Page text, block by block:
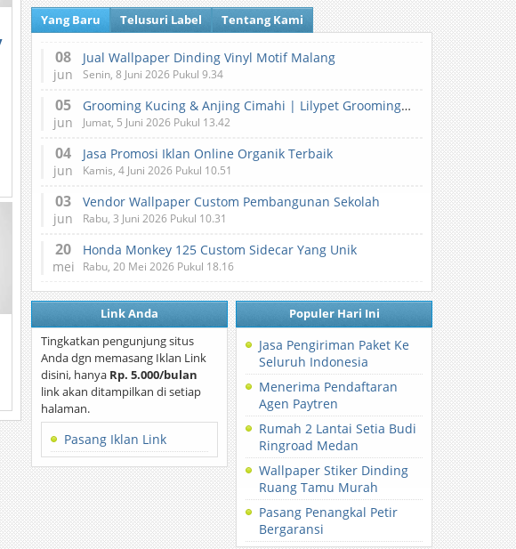
Yang Baru Telusuri Label Tentang Kami
08
jun
Jual Wallpaper Dinding Vinyl Motif Malang
Senin, 8 Juni 2026 Pukul 9.34
05
jun
Grooming Kucing & Anjing Cimahi | Lilypet Grooming & Pet Hotel
Jumat, 5 Juni 2026 Pukul 13.42
04
jun
Jasa Promosi Iklan Online Organik Terbaik
Kamis, 4 Juni 2026 Pukul 10.51
03
jun
Vendor Wallpaper Custom Pembangunan Sekolah
Rabu, 3 Juni 2026 Pukul 10.31
20
mei
Honda Monkey 125 Custom Sidecar Yang Unik
Rabu, 20 Mei 2026 Pukul 18.16
Link Anda
Tingkatkan pengunjung situs
Anda dgn memasang Iklan Link
disini, hanya Rp. 5.000/bulan
link akan ditampilkan di setiap
halaman.
Pasang Iklan Link
Populer Hari Ini
Jasa Pengiriman Paket Ke
Seluruh Indonesia
Menerima Pendaftaran
Agen Paytren
Rumah 2 Lantai Setia Budi
Ringroad Medan
Wallpaper Stiker Dinding
Ruang Tamu Murah
Pasang Penangkal Petir
Bergaransi